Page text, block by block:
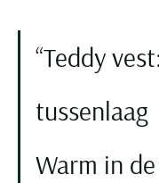
Teddy
tussenlaag
Warm in